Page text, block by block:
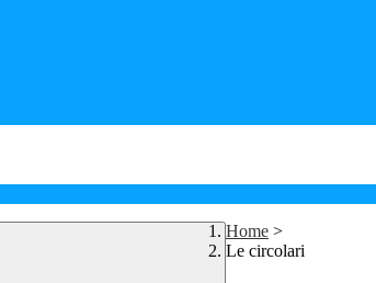
Home >
Le circolari